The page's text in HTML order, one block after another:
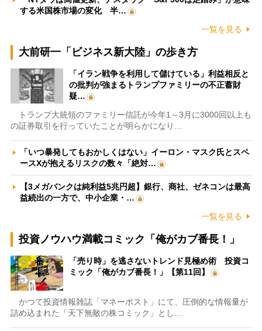
する米国株市場の変化 半…
一覧を見る
大前研一「ビジネス新大陸」の歩き方
「イラン戦争を利用して儲けている」利益相反と
の批判が強まるトランプファミリーの不正蓄財
疑…
トランプ大統領のファミリー信託が今年1～3月に3000回以上も
の証券取引を行っていたことが明らかになり…
「いつ暴発してもおかしくはない」イーロン・マスク氏とスペ
ースXが抱えるリスクの数々「絶対…
【3メガバンクは純利益5兆円超】銀行、商社、ゼネコンは最高
益続出の一方で、中小企業・…
一覧を見る
投資ノウハウ満載コミック「俺がカブ番長！」
「売り時」を逃さないトレンド見極め術 投資コ
ミック「俺がカブ番長！」【第11回】
かつて投資情報雑誌「マネーポスト」にて、圧倒的な情報量が
詰め込まれた「天下無敵の株コミック」とし…